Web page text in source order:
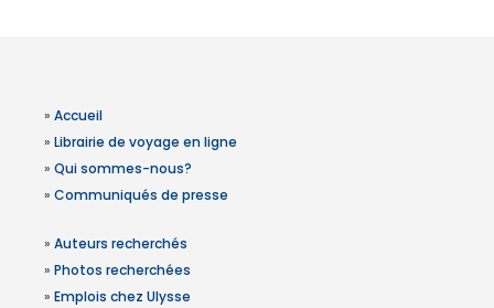
» Accueil
» Librairie de voyage en ligne
» Qui sommes-nous?
» Communiqués de presse
» Auteurs recherchés
» Photos recherchées
» Emplois chez Ulysse